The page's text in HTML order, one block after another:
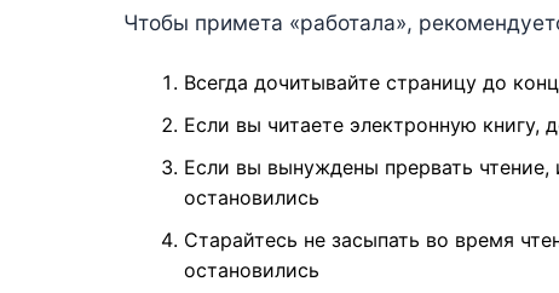
Чтобы примета «работала»,
Всегда дочитывайте страницу до
Если вы читаете электронную книгу,
Если вы вынуждены прервать чтение,
остановились
Старайтесь не засыпать во время
остановились